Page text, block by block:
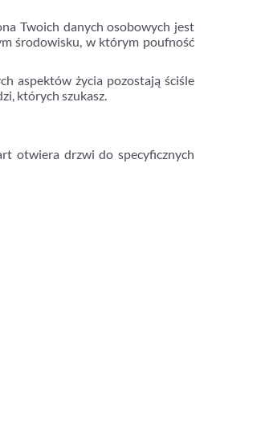
Twoich danych osobowych jest
środowisku, w którym poufność
aspektów życia pozostają ściśle
których szukasz.
otwiera drzwi do specyficznych